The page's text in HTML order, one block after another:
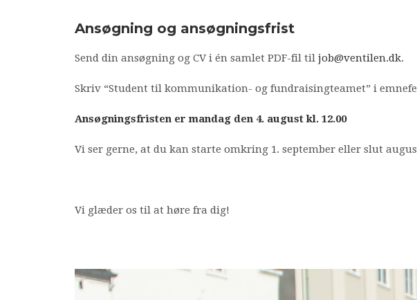
Ansøgning og ansøgningsfrist
Send din ansøgning og CV i én samlet PDF-fil til job@ventilen.dk.
Skriv “Student til kommunikation- og fundraisingteamet” i
Ansøgningsfristen er mandag den 4. august kl. 12.00
Vi ser gerne, at du kan starte omkring 1. september eller slut
Vi glæder os til at høre fra dig!